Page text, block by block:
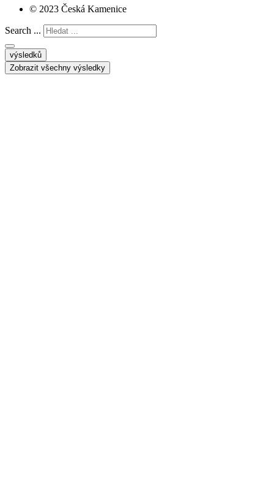
© 2023 Česká Kamenice
Search ...
výsledků
Zobrazit všechny výsledky